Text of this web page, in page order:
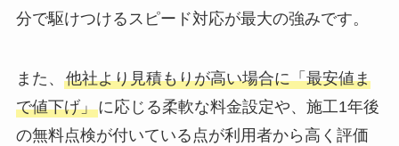
分で駆けつけるスピード対応が最大の強みです。
また、 他社より見積もりが高い場合に「最安値ま
で値下げ」に応じる柔軟な料金設定や、施工1年後
の無料点検が付いている点が利用者から高く評価